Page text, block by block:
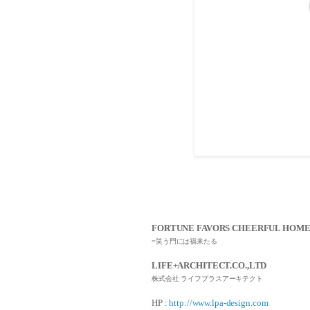
FORTUNE FAVORS CHEERFUL
=笑う門には福来たる
LIFE+ARCHITECT.CO.,LTD
株式会社 ライフプラスアーキテクト
HP :http://www.lpa-design.com